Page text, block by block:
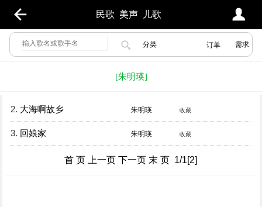
民歌 美声 儿歌
分类 需求
订单
[朱明瑛]
2. 大海啊故乡 朱明瑛 收藏
3. 回娘家 朱明瑛 收藏
首 页 上一页 下一页 末 页 1/1[2]